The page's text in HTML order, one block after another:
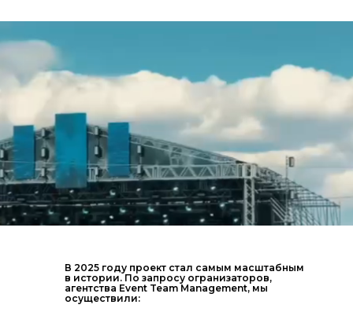
В 2025 году проект стал самым масштабным
в истории. По запросу огранизаторов,
агентства Event Team Management, мы
осуществили: